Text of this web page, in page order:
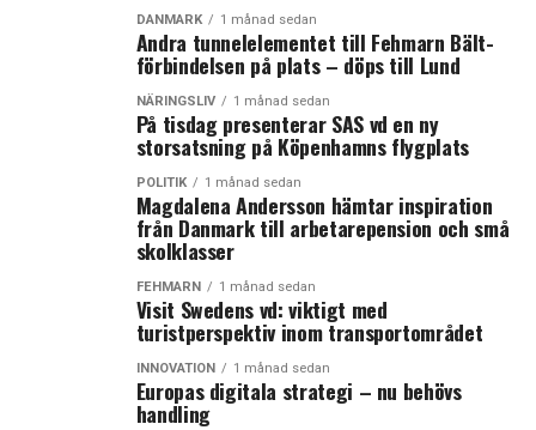
DANMARK 1 månad sedan
Andra tunnelelementet till Fehmarn Bält-
förbindelsen på plats – döps till Lund
NÄRINGSLIV 1 månad sedan
På tisdag presenterar SAS vd en ny
storsatsning på Köpenhamns flygplats
POLITIK 1 månad sedan
Magdalena Andersson hämtar inspiration
från Danmark till arbetarepension och små
skolklasser
FEHMARN 1 månad sedan
Visit Swedens vd: viktigt med
turistperspektiv inom transportområdet
INNOVATION 1 månad sedan
Europas digitala strategi – nu behövs
handling